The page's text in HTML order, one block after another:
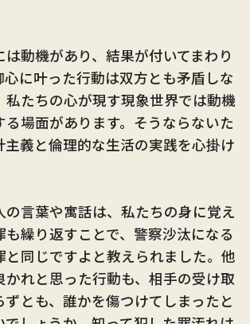
動機があり、結果が付いてまわり
心に叶った行動は双方とも矛盾しな
私たちの心が現す現象世界では動機
る場面があります。そうならないた
主義と倫理的な生活の実践を心掛け
の言葉や寓話は、私たちの身に覚え
も繰り返すことで、警察沙汰になる
と同じですよと教えられました。他
かれと思った行動も、相手の受け取
ずとも、誰かを傷つけてしまったと